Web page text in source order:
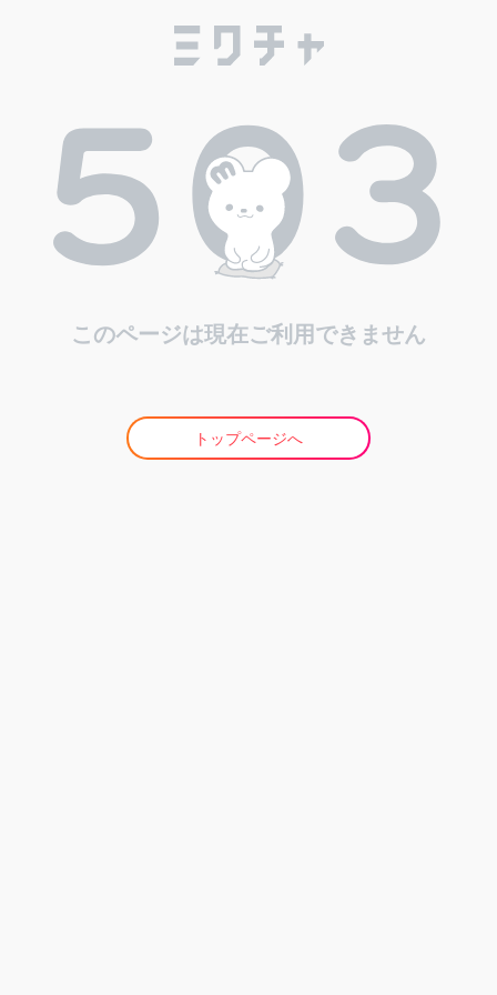
このページは現在ご利用できません